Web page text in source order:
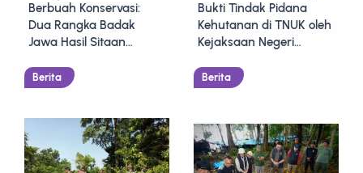
Berbuah Konservasi:
Dua Rangka Badak
Jawa Hasil Sitaan
Negeri Banten
Bukti Tindak Pidana
Kehutanan di TNUK oleh
Kejaksaan Negeri
Berita Berita